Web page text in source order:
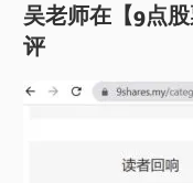
吴老师在【9点
评